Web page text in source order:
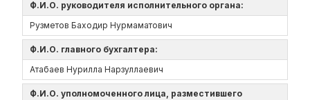
Ф.И.О. руководителя исполнительного органа:
Рузметов Баходир Нурмаматович
Ф.И.О. главного бухгалтера:
Атабаев Нурилла Нарзуллаевич
Ф.И.О. уполномоченного лица, разместившего